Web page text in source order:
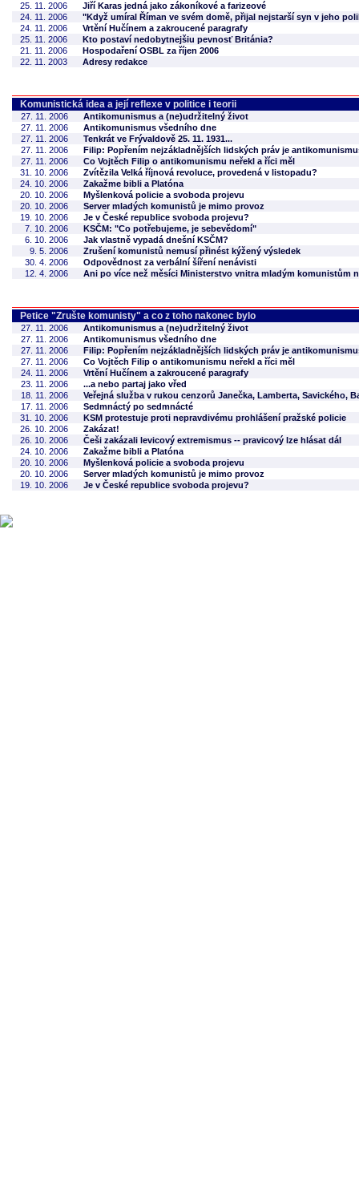
25. 11. 2006
Jiří Karas jedná jako zákoníkové a farizeové
24. 11. 2006
"Když umíral Říman ve svém domě, přijal nejstarší syn v jeho
24. 11. 2006
Vrtění Hučínem a zakroucené paragrafy
25. 11. 2006
Kto postaví nedobytnejšiu pevnosť Británia?
21. 11. 2006
Hospodaření OSBL za říjen 2006
22. 11. 2003
Adresy redakce
Komunistická idea a její reflexe v politice i teorii
27. 11. 2006
Antikomunismus a (ne)udržitelný život
27. 11. 2006
Antikomunismus všedního dne
27. 11. 2006
Tenkrát ve Frývaldově 25. 11. 1931...
27. 11. 2006
Filip: Popřením nejzákladnějších lidských práv je
27. 11. 2006
Co Vojtěch Filip o antikomunismu neřekl a říci měl
31. 10. 2006
Zvítězila Velká říjnová revoluce, provedená v listopadu?
24. 10. 2006
Zakažme bibli a Platóna
20. 10. 2006
Myšlenková policie a svoboda projevu
20. 10. 2006
Server mladých komunistů je mimo provoz
19. 10. 2006
Je v České republice svoboda projevu?
7. 10. 2006
KSČM: "Co potřebujeme, je sebevědomí"
6. 10. 2006
Jak vlastně vypadá dnešní KSČM?
9. 5. 2006
Zrušení komunistů nemusí přinést kýžený výsledek
30. 4. 2006
Odpovědnost za verbální šíření nenávisti
12. 4. 2006
Ani po více než měsíci Ministerstvo vnitra mladým komunistům
Petice "Zrušte komunisty" a co z toho nakonec bylo
27. 11. 2006
Antikomunismus a (ne)udržitelný život
27. 11. 2006
Antikomunismus všedního dne
27. 11. 2006
Filip: Popřením nejzákladnějších lidských práv je
27. 11. 2006
Co Vojtěch Filip o antikomunismu neřekl a říci měl
24. 11. 2006
Vrtění Hučínem a zakroucené paragrafy
23. 11. 2006
...a nebo partaj jako vřed
18. 11. 2006
Veřejná služba v rukou cenzorů Janečka, Lamberta, Savického,
17. 11. 2006
Sedmnáctý po sedmnácté
31. 10. 2006
KSM protestuje proti nepravdivému prohlášení pražské policie
26. 10. 2006
Zakázat!
26. 10. 2006
Češi zakázali levicový extremismus -- pravicový lze hlásat dál
24. 10. 2006
Zakažme bibli a Platóna
20. 10. 2006
Myšlenková policie a svoboda projevu
20. 10. 2006
Server mladých komunistů je mimo provoz
19. 10. 2006
Je v České republice svoboda projevu?